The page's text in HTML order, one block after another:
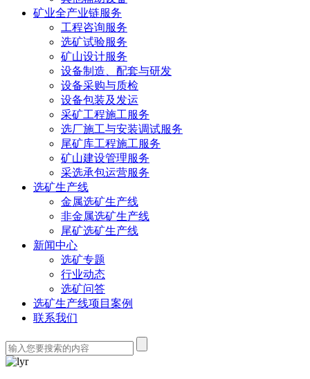
矿业全产业链服务
工程咨询服务
选矿试验服务
矿山设计服务
设备制造、配套与研发
设备采购与质检
设备包装及发运
采矿工程施工服务
选厂施工与安装调试服务
尾矿库工程施工服务
矿山建设管理服务
采选承包运营服务
选矿生产线
金属选矿生产线
非金属选矿生产线
尾矿选矿生产线
新闻中心
选矿专题
行业动态
选矿问答
选矿生产线项目案例
联系我们